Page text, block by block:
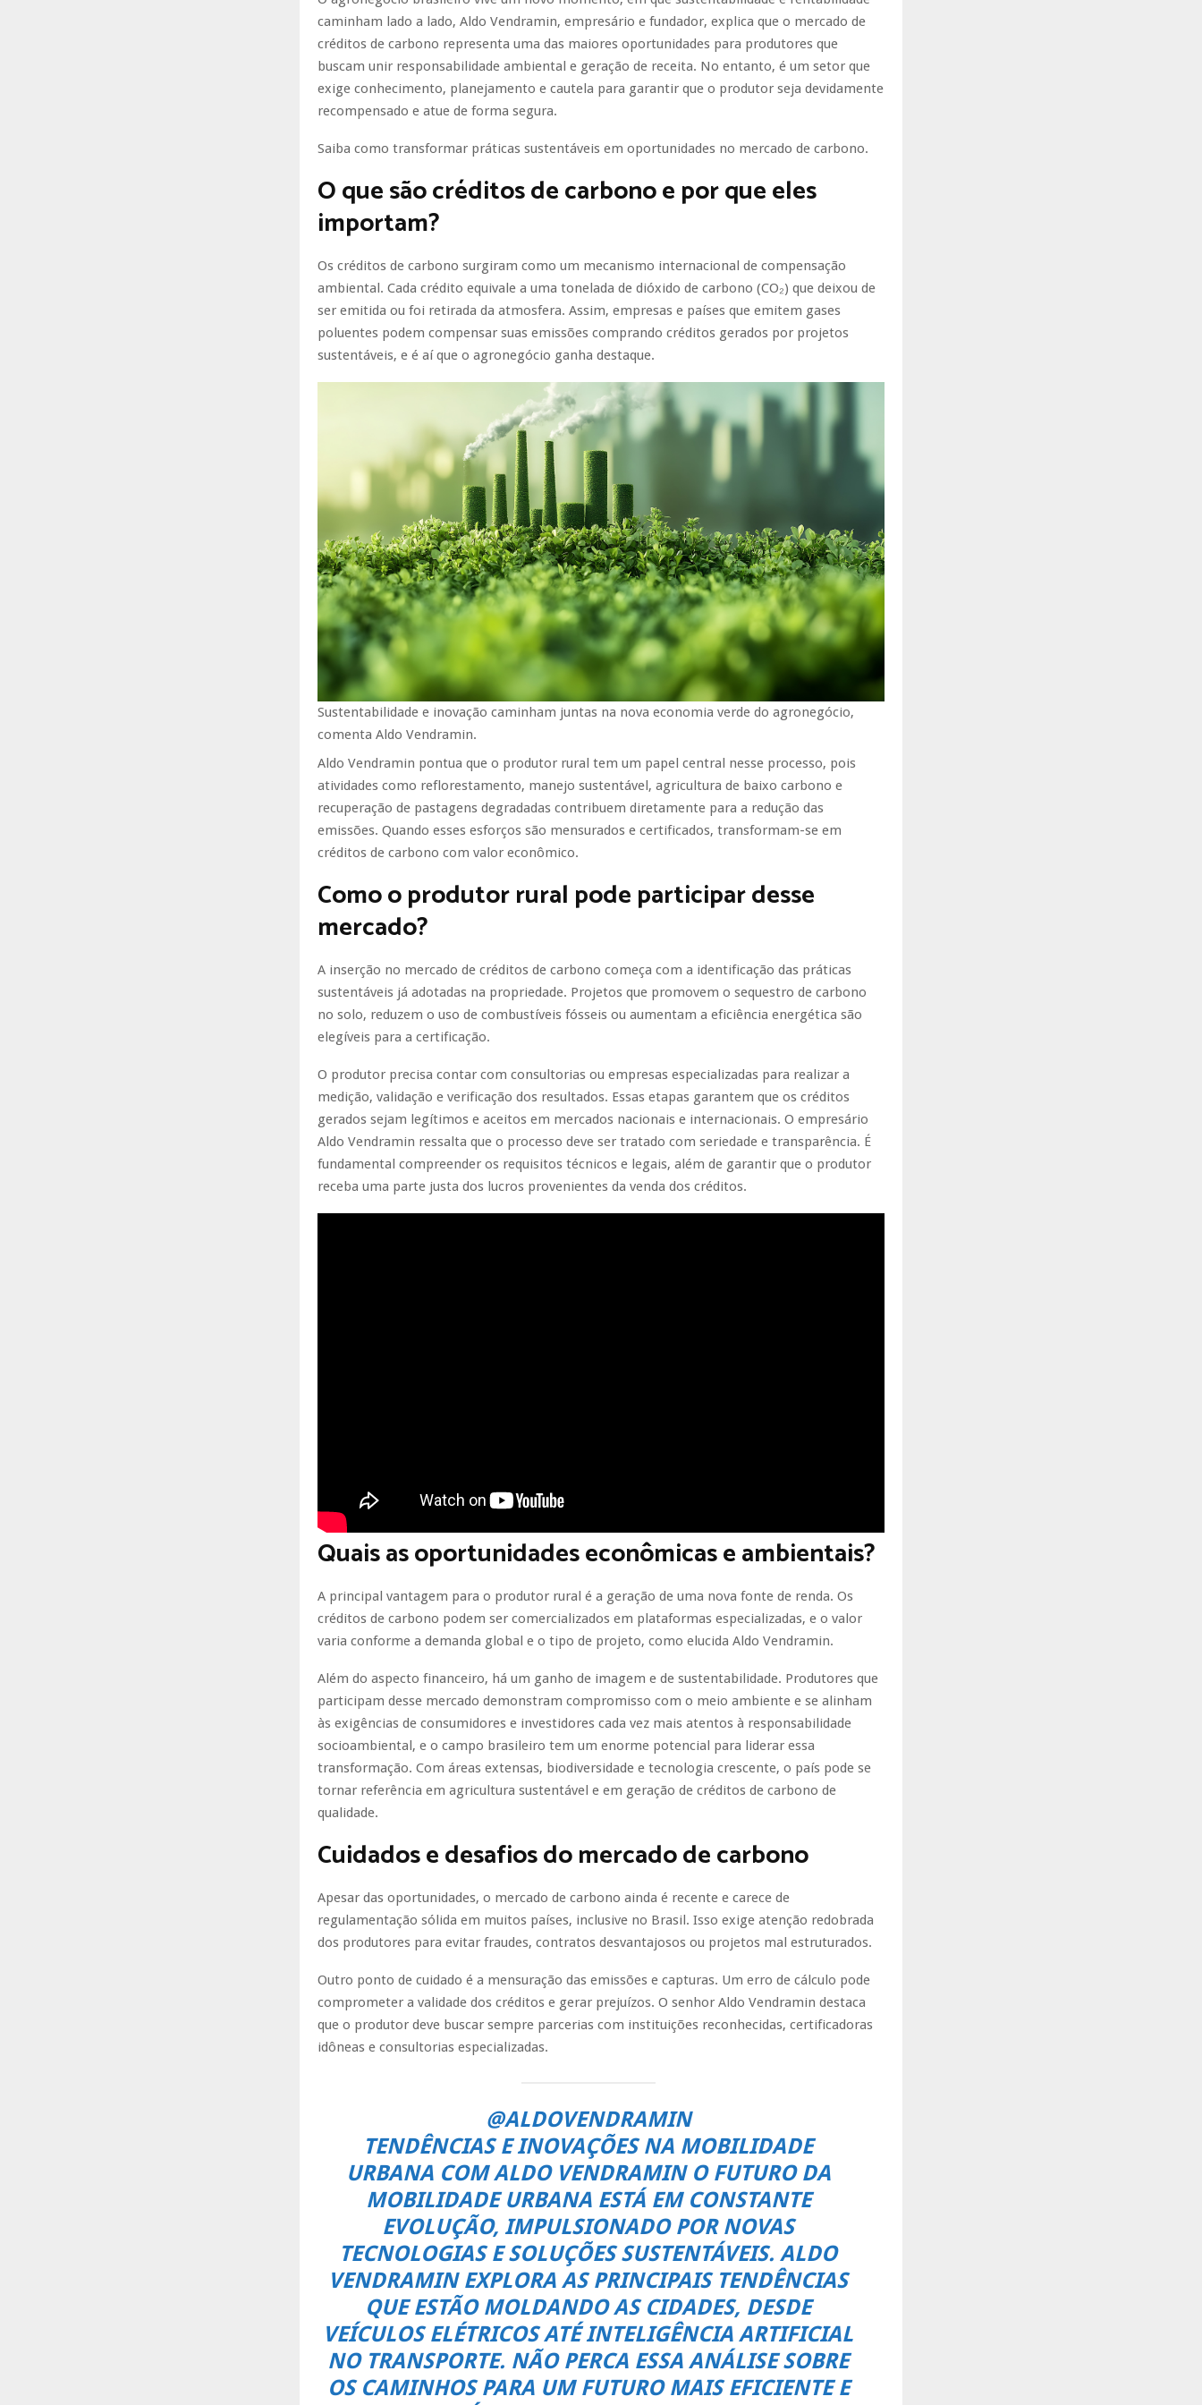
caminham lado a lado, Aldo Vendramin, empresário e fundador, explica que o mercado de
créditos de carbono representa uma das maiores oportunidades para produtores que
buscam unir responsabilidade ambiental e geração de receita. No entanto, é um setor que
exige conhecimento, planejamento e cautela para garantir que o produtor seja devidamente
recompensado e atue de forma segura.
Saiba como transformar práticas sustentáveis em oportunidades no mercado de carbono.
O que são créditos de carbono e por que eles
importam?
Os créditos de carbono surgiram como um mecanismo internacional de compensação
ambiental. Cada crédito equivale a uma tonelada de dióxido de carbono (CO₂) que deixou de
ser emitida ou foi retirada da atmosfera. Assim, empresas e países que emitem gases
poluentes podem compensar suas emissões comprando créditos gerados por projetos
sustentáveis, e é aí que o agronegócio ganha destaque.
Sustentabilidade e inovação caminham juntas na nova economia verde do agronegócio,
comenta Aldo Vendramin.
Aldo Vendramin pontua que o produtor rural tem um papel central nesse processo, pois
atividades como reflorestamento, manejo sustentável, agricultura de baixo carbono e
recuperação de pastagens degradadas contribuem diretamente para a redução das
emissões. Quando esses esforços são mensurados e certificados, transformam-se em
créditos de carbono com valor econômico.
Como o produtor rural pode participar desse
mercado?
A inserção no mercado de créditos de carbono começa com a identificação das práticas
sustentáveis já adotadas na propriedade. Projetos que promovem o sequestro de carbono
no solo, reduzem o uso de combustíveis fósseis ou aumentam a eficiência energética são
elegíveis para a certificação.
O produtor precisa contar com consultorias ou empresas especializadas para realizar a
medição, validação e verificação dos resultados. Essas etapas garantem que os créditos
gerados sejam legítimos e aceitos em mercados nacionais e internacionais. O empresário
Aldo Vendramin ressalta que o processo deve ser tratado com seriedade e transparência. É
fundamental compreender os requisitos técnicos e legais, além de garantir que o produtor
receba uma parte justa dos lucros provenientes da venda dos créditos.
Quais as oportunidades econômicas e ambientais?
A principal vantagem para o produtor rural é a geração de uma nova fonte de renda. Os
créditos de carbono podem ser comercializados em plataformas especializadas, e o valor
varia conforme a demanda global e o tipo de projeto, como elucida Aldo Vendramin.
Além do aspecto financeiro, há um ganho de imagem e de sustentabilidade. Produtores que
participam desse mercado demonstram compromisso com o meio ambiente e se alinham
às exigências de consumidores e investidores cada vez mais atentos à responsabilidade
socioambiental, e o campo brasileiro tem um enorme potencial para liderar essa
transformação. Com áreas extensas, biodiversidade e tecnologia crescente, o país pode se
tornar referência em agricultura sustentável e em geração de créditos de carbono de
qualidade.
Cuidados e desafios do mercado de carbono
Apesar das oportunidades, o mercado de carbono ainda é recente e carece de
regulamentação sólida em muitos países, inclusive no Brasil. Isso exige atenção redobrada
dos produtores para evitar fraudes, contratos desvantajosos ou projetos mal estruturados.
Outro ponto de cuidado é a mensuração das emissões e capturas. Um erro de cálculo pode
comprometer a validade dos créditos e gerar prejuízos. O senhor Aldo Vendramin destaca
que o produtor deve buscar sempre parcerias com instituições reconhecidas, certificadoras
idôneas e consultorias especializadas.
@ALDOVENDRAMIN
TENDÊNCIAS E INOVAÇÕES NA MOBILIDADE
URBANA COM ALDO VENDRAMIN O FUTURO DA
MOBILIDADE URBANA ESTÁ EM CONSTANTE
EVOLUÇÃO, IMPULSIONADO POR NOVAS
TECNOLOGIAS E SOLUÇÕES SUSTENTÁVEIS. ALDO
VENDRAMIN EXPLORA AS PRINCIPAIS TENDÊNCIAS
QUE ESTÃO MOLDANDO AS CIDADES, DESDE
VEÍCULOS ELÉTRICOS ATÉ INTELIGÊNCIA ARTIFICIAL
NO TRANSPORTE. NÃO PERCA ESSA ANÁLISE SOBRE
OS CAMINHOS PARA UM FUTURO MAIS EFICIENTE E